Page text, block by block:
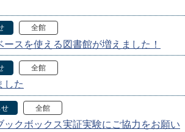
全館
スを使える図書館が増えました！
全館
した
せ 全館
ックボックス実証実験にご協力をお願い